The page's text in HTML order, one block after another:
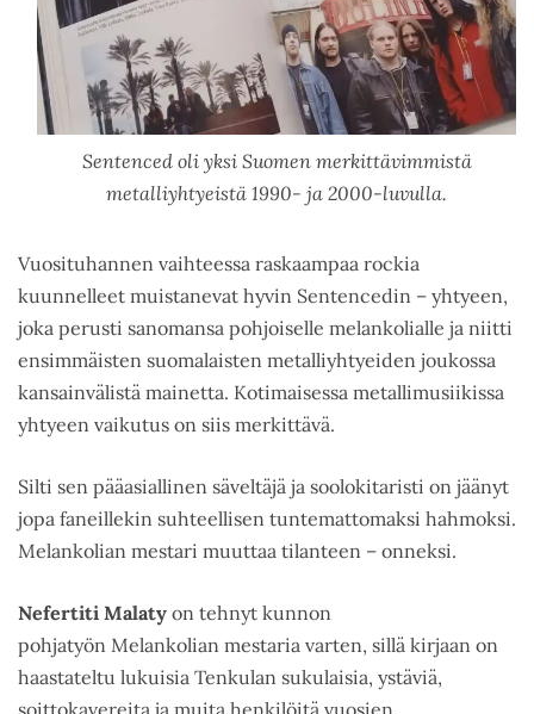
Sentenced oli yksi Suomen merkittävimmistä
metalliyhtyeistä 1990- ja 2000-luvulla.
Vuosituhannen vaihteessa raskaampaa rockia
kuunnelleet muistanevat hyvin Sentencedin – yhtyeen,
joka perusti sanomansa pohjoiselle melankolialle ja niitti
ensimmäisten suomalaisten metalliyhtyeiden joukossa
kansainvälistä mainetta. Kotimaisessa metallimusiikissa
yhtyeen vaikutus on siis merkittävä.
Silti sen pääasiallinen säveltäjä ja soolokitaristi on jäänyt
jopa faneillekin suhteellisen tuntemattomaksi hahmoksi.
Melankolian mestari muuttaa tilanteen – onneksi.
Nefertiti Malaty on tehnyt kunnon
pohjatyön Melankolian mestaria varten, sillä kirjaan on
haastateltu lukuisia Tenkulan sukulaisia, ystäviä,